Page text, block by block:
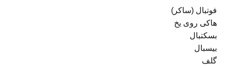
فوتبال (ساکر)
هاکی روی یخ
بسکتبال
بیسبال
گلف